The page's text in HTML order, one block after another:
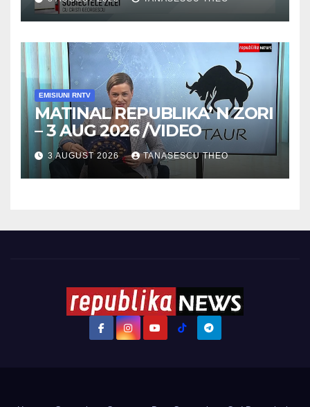
EMISIUNI RNTV
MATINAL REPUBLIKA’ N ZORI
– 3 AUG 2026 /VIDEO
3 AUGUST 2026 TANASESCU THEO